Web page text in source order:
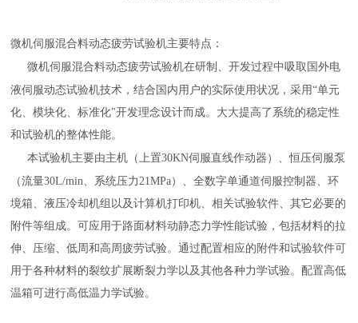
微机伺服混合料动态疲劳试验机主要特点：
微机伺服混合料动态疲劳试验机在研制、开发过程中吸取国外电
液伺服动态试验机技术，结合国内用户的实际使用状况，采用“单元
化、模块化、标准化"开发理念设计而成。大大提高了系统的稳定性
和试验机的整体性能。
本试验机主要由主机（上置30KN伺服直线作动器）、恒压伺服泵
（流量30L/min、系统压力21MPa）、全数字单通道伺服控制器、环
境箱、液压冷却机组以及计算机打印机、相关试验软件、其它必要的
附件等组成。可应用于路面材料动静态力学性能试验，包括材料的拉
伸、压缩、低周和高周疲劳试验。通过配置相应的附件和试验软件可
用于各种材料的裂纹扩展断裂力学以及其他各种力学试验。配置高低
温箱可进行高低温力学试验。